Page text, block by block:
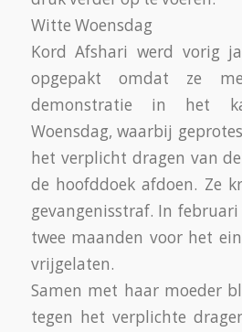
Witte Woensdag
Kord Afshari werd vorig
opgepakt omdat ze
demonstratie in het
Woensdag, waarbij
het verplicht dragen van
de hoofddoek afdoen. Ze
gevangenisstraf. In
twee maanden voor het
vrijgelaten.
Samen met haar moeder
tegen het verplichte